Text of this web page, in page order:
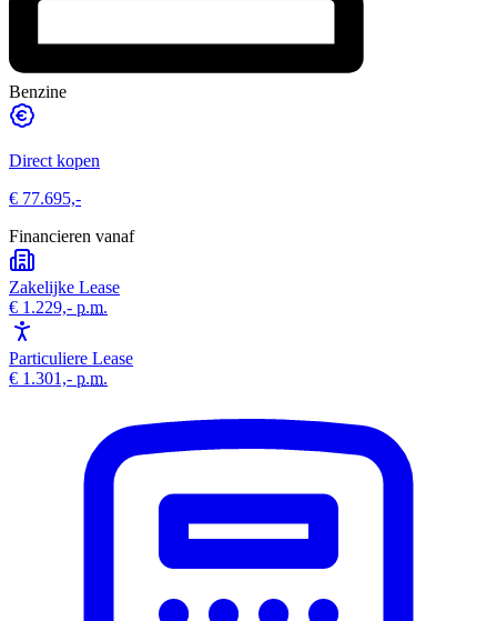
Benzine
Direct kopen
€ 77.695,-
Financieren vanaf
Zakelijke Lease
€ 1.229,- p.m.
Particuliere Lease
€ 1.301,- p.m.